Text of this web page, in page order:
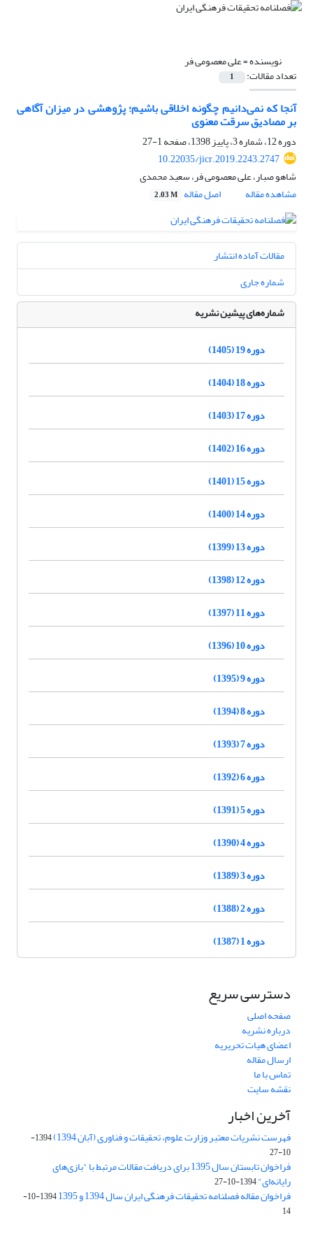
نویسنده =علی معصومی فر
تعداد مقالات: 1
آنجا که نمی‌دانیم چگونه اخلاقی باشیم؛ پژوهشی در میزان آگاهی
بر مصادیق سرقت معنوی
دوره 12، شماره 3، پاییز 1398، صفحه
1-27
10.22035/jicr.2019.2243.2747
شاهو صبار، علی معصومی فر، سعید محمدی
مشاهده مقاله
اصل مقاله 2.03 M
مقالات آماده انتشار
شماره جاری
شماره‌های پیشین نشریه
دوره 19 (1405)
دوره 18 (1404)
دوره 17 (1403)
دوره 16 (1402)
دوره 15 (1401)
دوره 14 (1400)
دوره 13 (1399)
دوره 12 (1398)
دوره 11 (1397)
دوره 10 (1396)
دوره 9 (1395)
دوره 8 (1394)
دوره 7 (1393)
دوره 6 (1392)
دوره 5 (1391)
دوره 4 (1390)
دوره 3 (1389)
دوره 2 (1388)
دوره 1 (1387)
دسترسی سریع
صفحه اصلی
درباره نشریه
اعضای هیات تحریریه
ارسال مقاله
تماس با ما
نقشه سایت
آخرین اخبار
فهرست نشریات معتبر وزارت علوم، تحقیقات و فناوری (آبان 1394)
1394-
10-27
فراخوان تابستان سال 1395 برای دریافت مقالات مرتبط با "بازی‌های
رایانه‌ای"1394-10-27
فراخوان مقاله فصلنامه تحقیقات فرهنگی ایران سال 1394 و 1395
1394-10-
14